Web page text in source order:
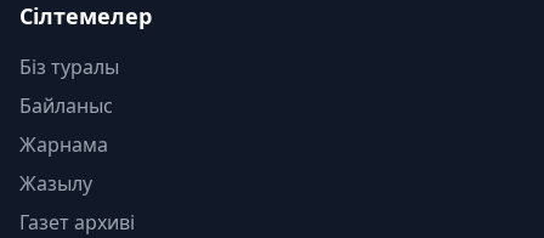
Сілтемелер
Біз туралы
Байланыс
Жарнама
Жазылу
Газет архиві